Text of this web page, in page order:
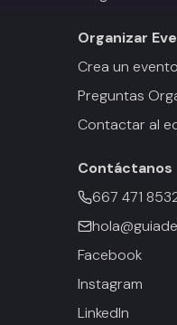
Organizar
Crea un evento
Preguntas
Contactar al
Contáctanos
667 471
Facebook
Instagram
LinkedIn